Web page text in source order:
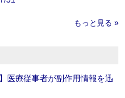
もっと見る »
医療従事者が副作用情報を迅